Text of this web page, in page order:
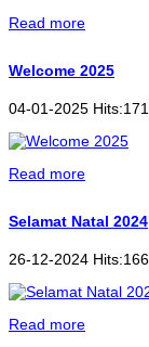
Read more
Welcome 2025
04-01-2025
Read more
Selamat Natal 2024
26-12-2024
Read more